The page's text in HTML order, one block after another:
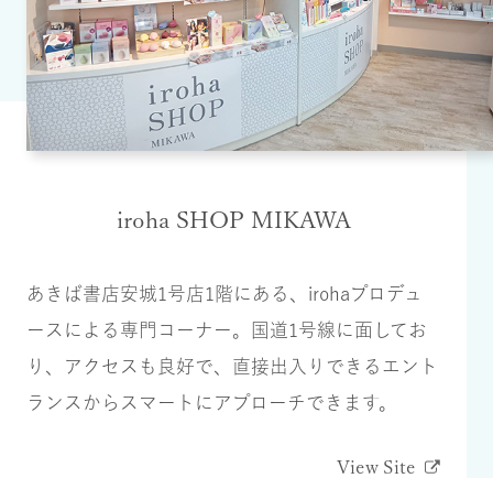
iroha SHOP MIKAWA
あきば書店安城1号店1階にある、irohaプロデュ
ースによる専門コーナー。国道1号線に面してお
り、アクセスも良好で、直接出入りできるエント
ランスからスマートにアプローチできます。
View Site